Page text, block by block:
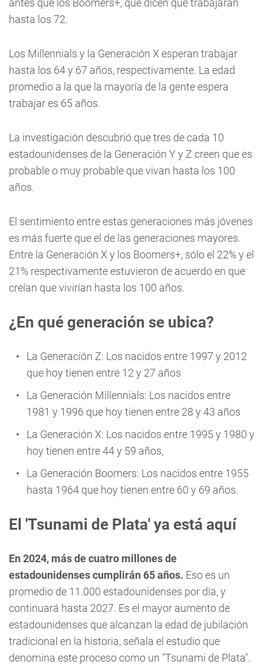
antes que los Boomers+, que dicen que trabajarán
hasta los 72.
Los Millennials y la Generación X esperan trabajar
hasta los 64 y 67 años, respectivamente. La edad
promedio a la que la mayoría de la gente espera
trabajar es 65 años.
La investigación descubrió que tres de cada 10
estadounidenses de la Generación Y y Z creen que es
probable o muy probable que vivan hasta los 100
años.
El sentimiento entre estas generaciones más jóvenes
es más fuerte que el de las generaciones mayores.
Entre la Generación X y los Boomers+, sólo el 22% y el
21% respectivamente estuvieron de acuerdo en que
creían que vivirían hasta los 100 años.
¿En qué generación se ubica?
La Generación Z: Los nacidos entre 1997 y 2012
que hoy tienen entre 12 y 27 años
La Generación Millennials: Los nacidos entre
1981 y 1996 que hoy tienen entre 28 y 43 años
La Generación X: Los nacidos entre 1995 y 1980 y
hoy tienen entre 44 y 59 años,
La Generación Boomers: Los nacidos entre 1955
hasta 1964 que hoy tienen entre 60 y 69 años.
El 'Tsunami de Plata' ya está aquí
En 2024, más de cuatro millones de
estadounidenses cumplirán 65 años. Eso es un
promedio de 11.000 estadounidenses por día, y
continuará hasta 2027. Es el mayor aumento de
estadounidenses que alcanzan la edad de jubilación
tradicional en la historia, señala el estudio que
denomina este proceso como un "Tsunami de Plata".